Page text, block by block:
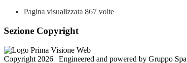
Pagina visualizzata 867 volte
Sezione Copyright
Copyright 2026 | Engineered and powered by Gruppo